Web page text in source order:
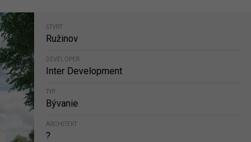
ŠTVRŤ
Ružinov
DEVELOPER
Inter Development
TYP
Bývanie
ARCHITEKT
?